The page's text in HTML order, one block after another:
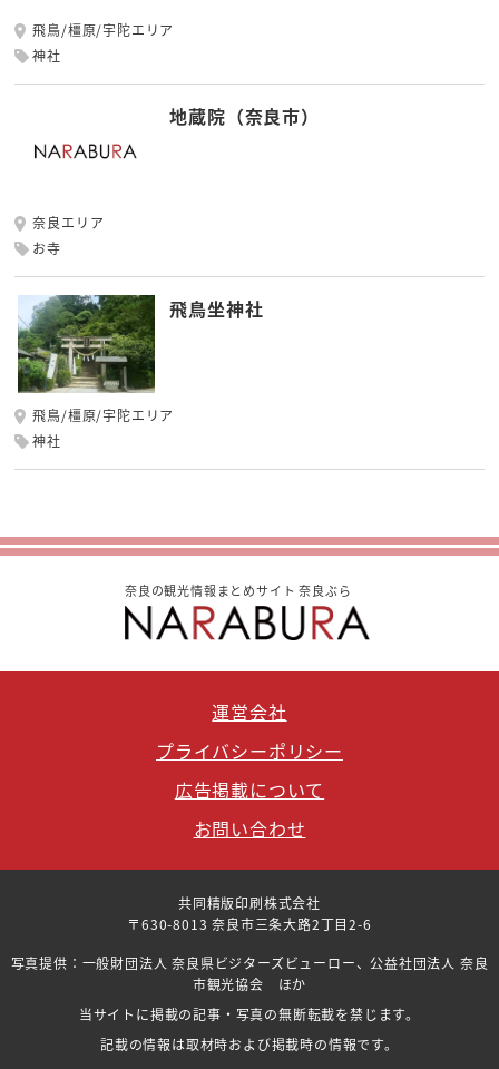
飛鳥/橿原/宇陀エリア
神社
地蔵院（奈良市）
奈良エリア
お寺
飛鳥坐神社
飛鳥/橿原/宇陀エリア
神社
奈良の観光情報まとめサイト 奈良ぶら
運営会社
プライバシーポリシー
広告掲載について
お問い合わせ
共同精版印刷株式会社
〒630-8013 奈良市三条大路2丁目2-6
写真提供：一般財団法人 奈良県ビジターズビューロー、公益社団法人 奈良
市観光協会 ほか
当サイトに掲載の記事・写真の無断転載を禁じます。
記載の情報は取材時および掲載時の情報です。